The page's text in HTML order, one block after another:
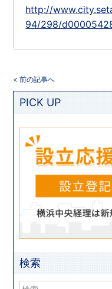
http://
94/298/
< 前の記事へ
PICK UP
検索